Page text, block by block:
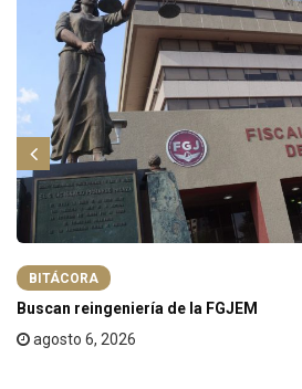
BITÁCORA
Buscan reingeniería de la FGJEM
agosto 6, 2026